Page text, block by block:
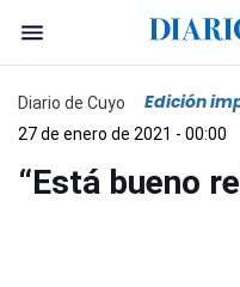
Diario de Cuyo Edición
27 de enero de 2021 - 00:00
“Está bueno